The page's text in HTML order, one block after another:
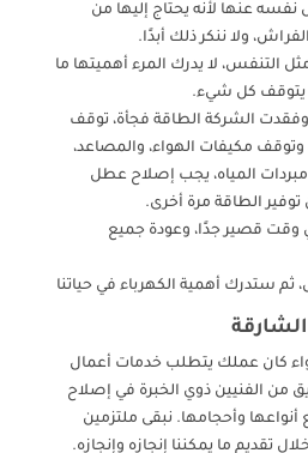
عنها لأنه يحتاج إليها من
ولا ننكر ذلك أبدًا.
التنفس، لا يدرك المرء أهميتها ما
يتوقف كل شيء.
الشركة الطاقة فجأة، توقف
وتوقف مكيفات الهواء، والمصاعد،
المياه، يجب إصلاح عطل
توفير الطاقة مرة أخرى.
قصير جدًا، وعودة جميع
ثم ستدرك أهمية الكهرباء في حياتنا
كان عملك يتطلب خدمات أعمال
من الفنيين ذوي الخبرة في إصلاح
أنواعها وأحجامها. نبقى ملتزمين
تقديم ما يمكننا إنجازه وإنجازه.